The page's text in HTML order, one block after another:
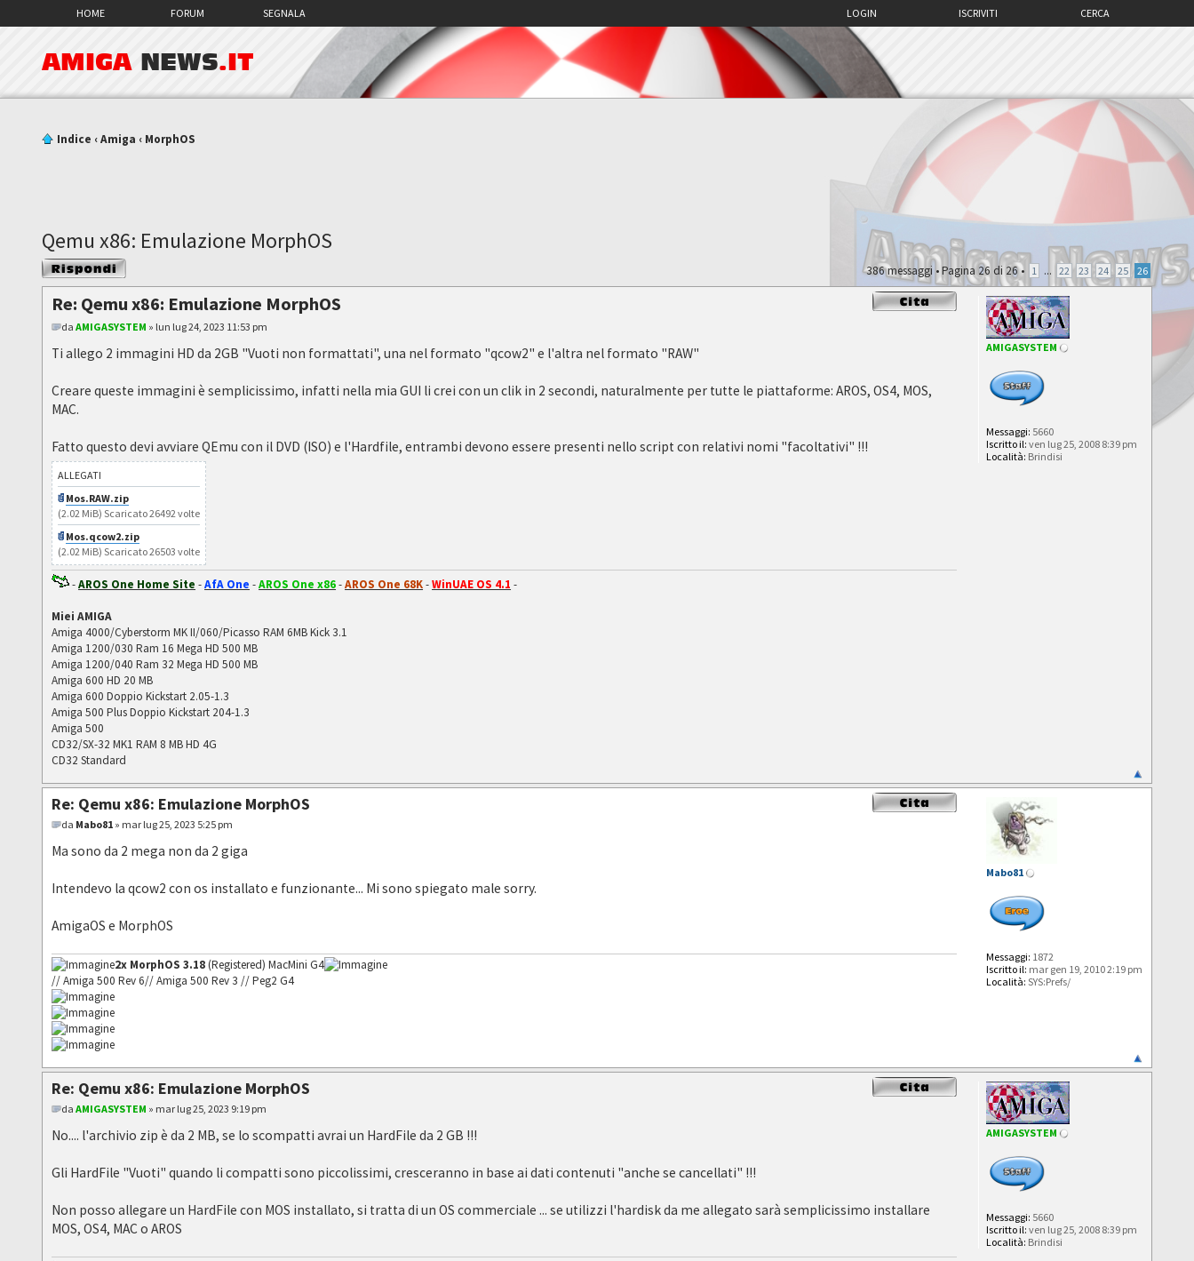
HOME FORUM SEGNALA CERCA
ISCRIVITI
LOGIN
AMIGA NEWS.IT
Indice ‹Amiga ‹ MorphOS
Qemu x86: Emulazione MorphOS
Rispondi al
messaggio
386 messaggi •Pagina 26 di 26• 1 ... 22 23 24 25 26
Re: Qemu x86: Emulazione MorphOS
daAMIGASYSTEM » lun lug 24, 2023 11:53 pm
Ti allego 2 immagini HD da 2GB "Vuoti non formattati", una nel formato "qcow2" e l'altra nel formato "RAW"
Creare queste immagini è semplicissimo, infatti nella mia GUI li crei con un clik in 2 secondi, naturalmente per tutte le piattaforme: AROS, OS4, MOS,
MAC.
Fatto questo devi avviare QEmu con il DVD (ISO) e l'Hardfile, entrambi devono essere presenti nello script con relativi nomi "facoltativi" !!!
ALLEGATI
Mos.RAW.zip
(2.02 MiB) Scaricato 26492 volte
Mos.qcow2.zip
(2.02 MiB) Scaricato 26503 volte
-AROS One Home Site -AfA One -AROS One x86-AROS One 68K-WinUAE OS 4.1 -
Miei AMIGA
Amiga 4000/Cyberstorm MK II/060/Picasso RAM 6MB Kick 3.1
Amiga 1200/030 Ram 16 Mega HD 500 MB
Amiga 1200/040 Ram 32 Mega HD 500 MB
Amiga 600 HD 20 MB
Amiga 600 Doppio Kickstart 2.05-1.3
Amiga 500 Plus Doppio Kickstart 204-1.3
Amiga 500
CD32/SX-32 MK1 RAM 8 MB HD 4G
CD32 Standard
AMIGASYSTEM
Messaggi: 5660
Iscritto il: ven lug 25, 2008 8:39 pm
Località: Brindisi
Re: Qemu x86: Emulazione MorphOS
da Mabo81 » mar lug 25, 2023 5:25 pm
Ma sono da 2 mega non da 2 giga
Intendevo la qcow2 con os installato e funzionante... Mi sono spiegato male sorry.
AmigaOS e MorphOS
2x MorphOS 3.18(Registered) MacMini G4
// Amiga 500 Rev 6// Amiga 500 Rev 3 // Peg2 G4
Mabo81
Messaggi: 1872
Iscritto il: mar gen 19, 2010 2:19 pm
Località: SYS:Prefs/
Re: Qemu x86: Emulazione MorphOS
daAMIGASYSTEM » mar lug 25, 2023 9:19 pm
No.... l'archivio zip è da 2 MB, se lo scompatti avrai un HardFile da 2 GB !!!
Gli HardFile "Vuoti" quando li compatti sono piccolissimi, cresceranno in base ai dati contenuti "anche se cancellati" !!!
Non posso allegare un HardFile con MOS installato, si tratta di un OS commerciale ... se utilizzi l'hardisk da me allegato sarà semplicissimo installare
MOS, OS4, MAC o AROS
AMIGASYSTEM
Messaggi: 5660
Iscritto il: ven lug 25, 2008 8:39 pm
Località: Brindisi